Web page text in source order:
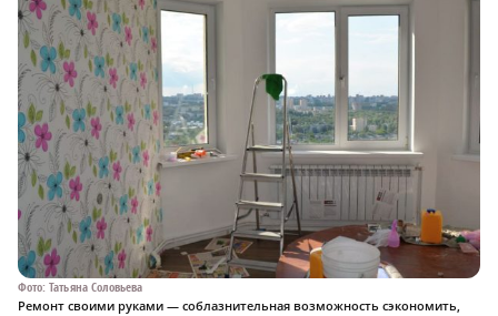
Фото: Татьяна Соловьева
Ремонт своими руками — соблазнительная возможность сэкономить,